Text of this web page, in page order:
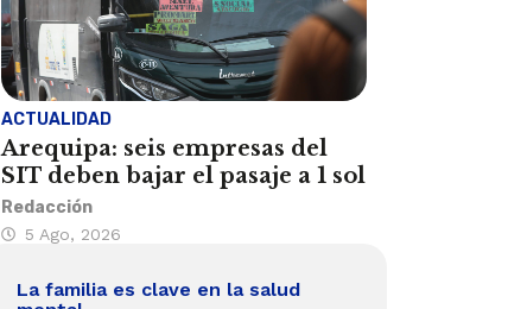
ACTUALIDAD
Arequipa: seis empresas del
SIT deben bajar el pasaje a 1 sol
Redacción
5 Ago, 2026
La familia es clave en la salud